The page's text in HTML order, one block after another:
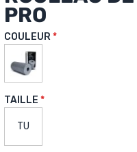
PRO
COULEUR
TAILLE
TU